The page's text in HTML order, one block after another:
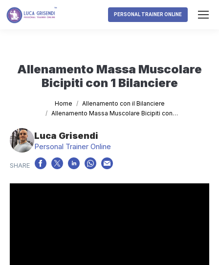
PERSONAL TRAINER ONLINE
Allenamento Massa Muscolare
Bicipiti con 1 Bilanciere
Tu sei qui:Home
Allenamento con il Bilanciere
Allenamento Massa Muscolare Bicipiti con…
Luca Grisendi
Personal Trainer Online